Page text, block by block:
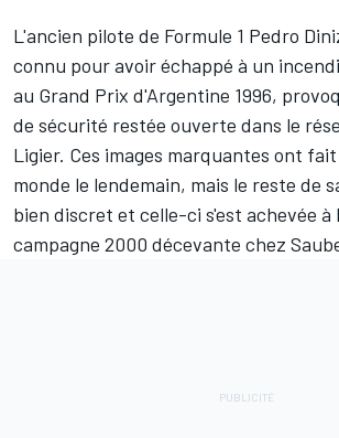
L'ancien pilote de Formule 1 Pedro
connu pour avoir échappé à un
au Grand Prix d'Argentine 1996,
de sécurité restée ouverte dans le
Ligier. Ces images marquantes ont
monde le lendemain, mais le reste de
bien discret et celle-ci s'est achevée à
campagne 2000 décevante chez